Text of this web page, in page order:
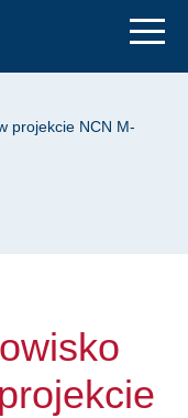
projekcie NCN M-